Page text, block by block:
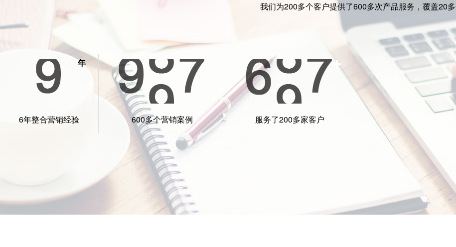
我们为200多个客户提供了600多次产品服务，覆盖20多
年
6年整合营销经验 600多个营销案例 服务了200多家客户
刘先生
白手传媒通过独特的策略和创意，帮助我们塑造
了一个富有吸引力和高度认可的品牌形象。我们
非常感激他们的支持和帮助，非常高兴选择他们
作为我们的品牌营销伙伴
王小姐
白手传媒专业的团
度和销售业绩。他
策略的精准把握，